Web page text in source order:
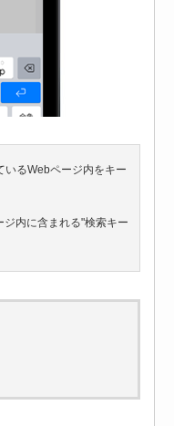
るWebページ内をキー
内に含まれる"検索キー